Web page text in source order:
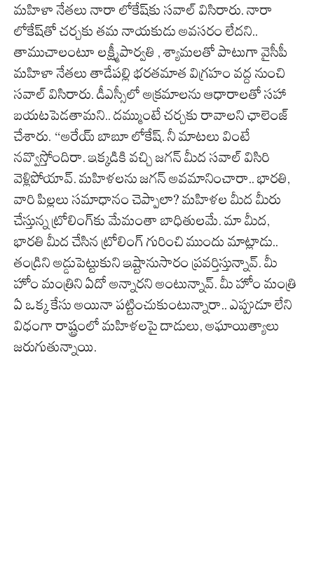
మహిళా నేతలు నారా లోకేష్‌కు సవాల్ విసిరారు. నారా
లోకేష్‌తో చర్చకు తమ నాయకుడు అవసరం లేదని..
తాముచాలంటూ లక్ష్మీపార్వతి , శ్యామలతో పాటుగా వైసీపీ
మహిళా నేతలు తాడేపల్లి భరతమాత విగ్రహం వద్ద నుంచి
సవాల్ విసిరారు. డీఎస్సీలో అక్రమాలను ఆధారాలతో సహా
బయటపెడతామని.. దమ్ముంటే చర్చకు రావాలని ఛాలెంజ్
చేశారు. “అరేయ్ బాబూ లోకేష్. నీ మాటలు వింటే
నవ్వొస్తోందిరా. ఇక్కడికి వచ్చి జగన్ మీద సవాల్ విసిరి
వెళ్లిపోయావ్. మహిళలను జగన్ అవమానించారా.. భారతి,
వారి పిల్లలు సమాధానం చెప్పాలా? మహిళల మీద మీరు
చేస్తున్న ట్రోలింగ్‌కు మేమంతా బాధితులమే. మా మీద,
భారతి మీద చేసిన ట్రోలింగ్ గురించి ముందు మాట్లాడు..
తండ్రిని అడ్డుపెట్టుకుని ఇష్టానుసారం ప్రవర్తిస్తున్నావ్. మీ
హోం మంత్రిని ఏదో అన్నారని అంటున్నావ్. మీ హోం మంత్రి
ఏ ఒక్క కేసు అయినా పట్టించుకుంటున్నారా.. ఎప్పుడూ లేని
విధంగా రాష్ట్రంలో మహిళలపై దాడులు, అఘాయిత్యాలు
జరుగుతున్నాయి.